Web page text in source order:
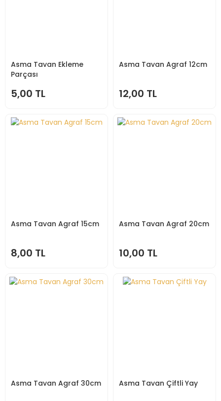
Asma Tavan Ekleme
Parçası
5,00 TL
Asma Tavan Agraf 12cm
12,00 TL
Asma Tavan Agraf 15cm
8,00 TL
Asma Tavan Agraf 20cm
10,00 TL
Asma Tavan Agraf 30cm Asma Tavan Çiftli Yay